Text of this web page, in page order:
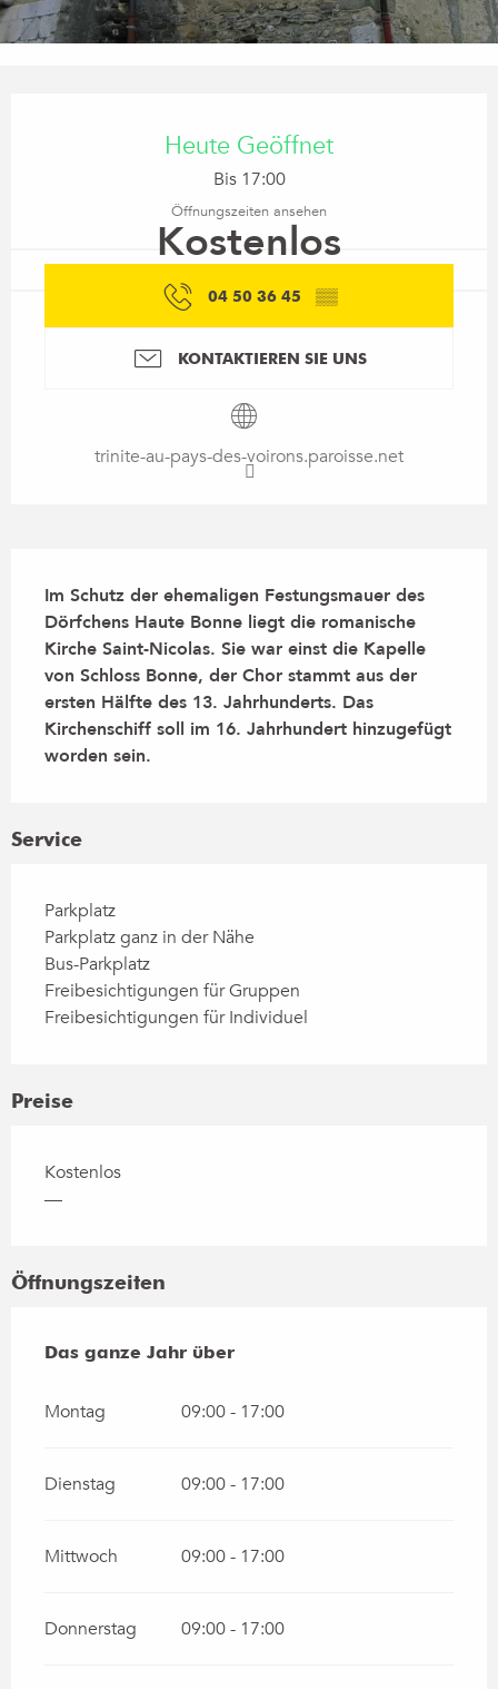
Heute Geöffnet
Bis 17:00
Öffnungszeiten ansehen
Kostenlos
04 50 36 45 ▒▒
KONTAKTIEREN SIE UNS
trinite-au-pays-des-voirons.paroisse.net
Im Schutz der ehemaligen Festungsmauer des
Dörfchens Haute Bonne liegt die romanische
Kirche Saint-Nicolas. Sie war einst die Kapelle
von Schloss Bonne, der Chor stammt aus der
ersten Hälfte des 13. Jahrhunderts. Das
Kirchenschiff soll im 16. Jahrhundert hinzugefügt
worden sein.
Service
Parkplatz
Parkplatz ganz in der Nähe
Bus-Parkplatz
Freibesichtigungen für Gruppen
Freibesichtigungen für Individuel
Preise
Kostenlos
—
Öffnungszeiten
Das ganze Jahr über
Das ganze Jahr über
Montag 09:00 - 17:00
Dienstag 09:00 - 17:00
Mittwoch 09:00 - 17:00
Donnerstag 09:00 - 17:00